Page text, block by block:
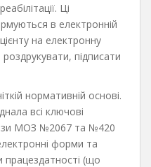
Ці
в електронній
на електронну
підписати
нормативній основі.
всі ключові
МОЗ №2067 та №420
форми та
працездатності (що